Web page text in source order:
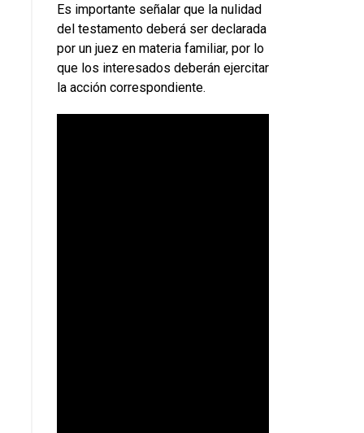
Es importante señalar que la nulidad
del testamento deberá ser declarada
por un juez en materia familiar, por lo
que los interesados deberán ejercitar
la acción correspondiente.